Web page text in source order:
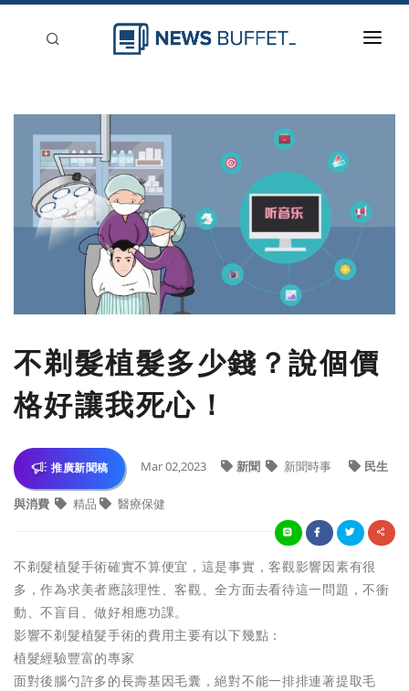
登入
刊登
不剃髮植髮多少錢？說個價
格好讓我死心！
推廣新聞稿 Mar 02,2023 新聞 新聞時事 民生
與消費 精品 醫療保健
不剃髮植髮手術確實不算便宜，這是事實，客觀影響因素有很
多，作為求美者應該理性、客觀、全方面去看待這一問題，不衝
動、不盲目、做好相應功課。
影響不剃髮植髮手術的費用主要有以下幾點：
植髮經驗豐富的專家
面對後腦勺許多的長壽基因毛囊，絕對不能一排排連著提取毛